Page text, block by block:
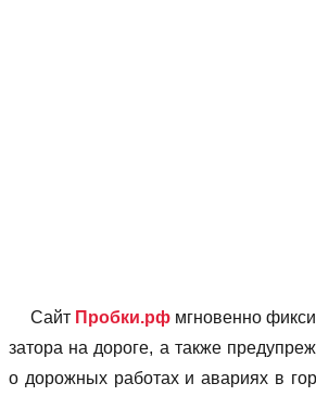
Сайт Пробки.рф мгновенно
затора на дороге, а также
о дорожных работах и авариях в